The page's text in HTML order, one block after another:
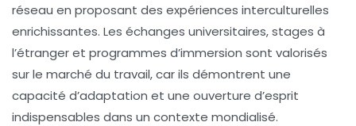
réseau en proposant des expériences interculturelles
enrichissantes. Les échanges universitaires, stages à
l’étranger et programmes d’immersion sont valorisés
sur le marché du travail, car ils démontrent une
capacité d’adaptation et une ouverture d’esprit
indispensables dans un contexte mondialisé.